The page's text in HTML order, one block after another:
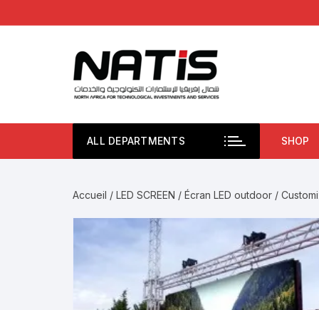
au
ALL DEPARTMENTS SHOP
Accueil / LED SCREEN / Écran LED outdoor /